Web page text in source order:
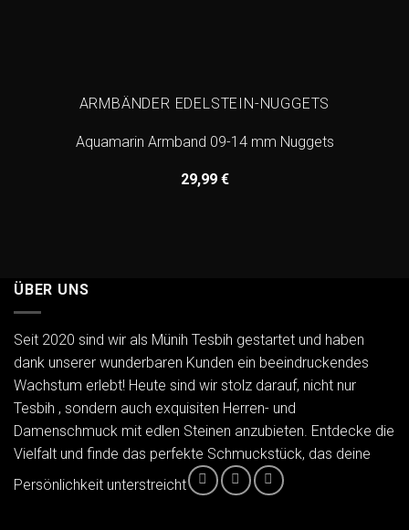
ARMBÄNDER EDELSTEIN-NUGGETS
Aquamarin Armband 09-14 mm Nuggets
29,99 €
ÜBER UNS
Seit 2020 sind wir als Münih Tesbih gestartet und haben
dank unserer wunderbaren Kunden ein beeindruckendes
Wachstum erlebt! Heute sind wir stolz darauf, nicht nur
Tesbih , sondern auch exquisiten Herren- und
Damenschmuck mit edlen Steinen anzubieten. Entdecke die
Vielfalt und finde das perfekte Schmuckstück, das deine
Persönlichkeit unterstreicht